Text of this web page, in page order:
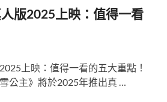
版2025上映：值得一看
上映：值得一看的五大重點！
公主》將於2025年推出真 …